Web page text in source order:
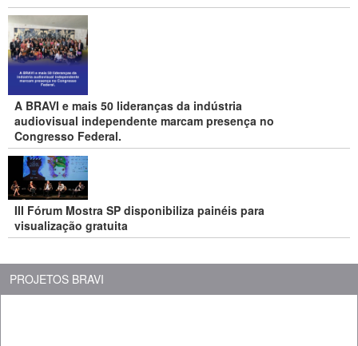
A BRAVI e mais 50 lideranças da indústria
audiovisual independente marcam presença no
Congresso Federal.
III Fórum Mostra SP disponibiliza painéis para
visualização gratuita
PROJETOS BRAVI